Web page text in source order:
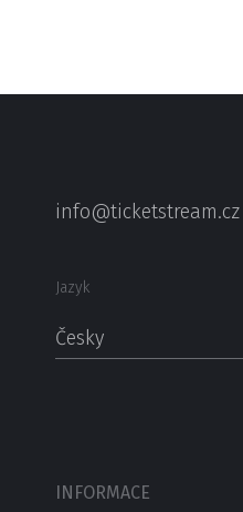
info@ticketstream.cz
Jazyk
Česky
INFORMACE